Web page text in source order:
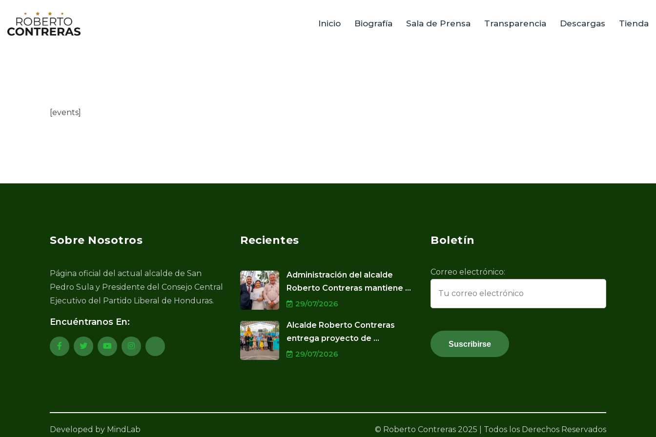
Inicio Biografía Sala de Prensa Transparencia Descargas Tienda
[events]
Sobre Nosotros
Página oficial del actual alcalde de San
Pedro Sula y Presidente del Consejo Central
Ejecutivo del Partido Liberal de Honduras.
Encuéntranos En:
Recientes
Administración del alcalde
Roberto Contreras mantiene ...
29/07/2026
Alcalde Roberto Contreras
entrega proyecto de ...
29/07/2026
Boletín
Correo electrónico:
Developed by MindLab © Roberto Contreras 2025 | Todos los Derechos Reservados